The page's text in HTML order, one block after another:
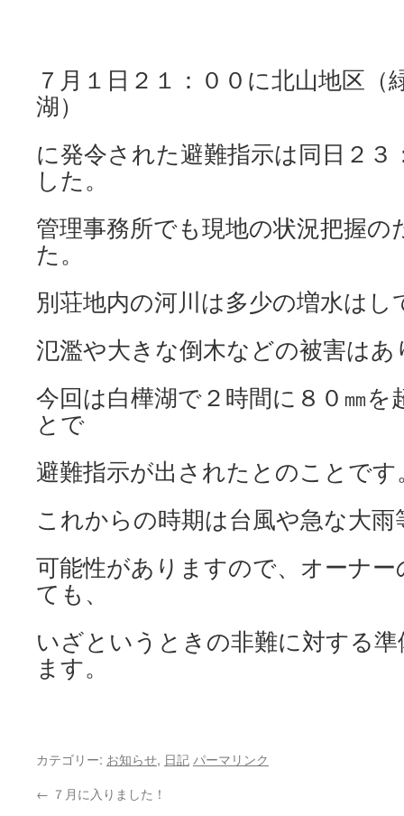
７月１日２１：００に北山地区（
湖）
に発令された避難指示は同日２
した。
管理事務所でも現地の状況把握
た。
別荘地内の河川は多少の増水は
氾濫や大きな倒木などの被害は
今回は白樺湖で２時間に８０㎜を
とで
避難指示が出されたとのことです
これからの時期は台風や急な大
可能性がありますので、オーナ
ても、
いざというときの非難に対する
ます。
カテゴリー: お知らせ, 日記 パーマリンク
← ７月に入りました！